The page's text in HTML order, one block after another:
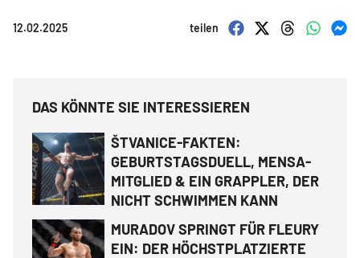
12.02.2025 teilen
DAS KÖNNTE SIE INTERESSIEREN
ŠTVANICE-FAKTEN:
GEBURTSTAGSDUELL, MENSA-
MITGLIED & EIN GRAPPLER, DER
NICHT SCHWIMMEN KANN
MURADOV SPRINGT FÜR FLEURY
EIN: DER HÖCHSTPLATZIERTE